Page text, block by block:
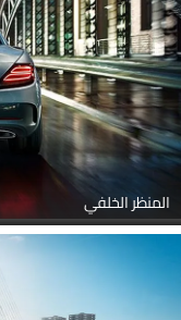
المنظر الخلفي